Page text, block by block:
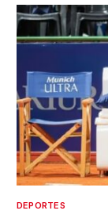
DEPORTES